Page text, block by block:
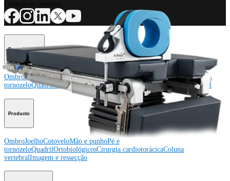
Procedimento
OmbroJoelhoCotoveloMão e punhoPé e
tornozeloQuadrilOrtobiológicosCirurgia cardiotorácica Coluna vertebral
Producto
OmbroJoelhoCotoveloMão e punhoPé e
tornozeloQuadrilOrtobiológicosCirurgia cardiotorácicaColuna
vertebralImagem e ressecção